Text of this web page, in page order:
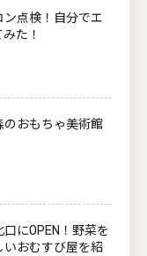
点検！自分でエ
た！
のおもちゃ美術館
にOPEN！野菜を
いおむすび屋を紹